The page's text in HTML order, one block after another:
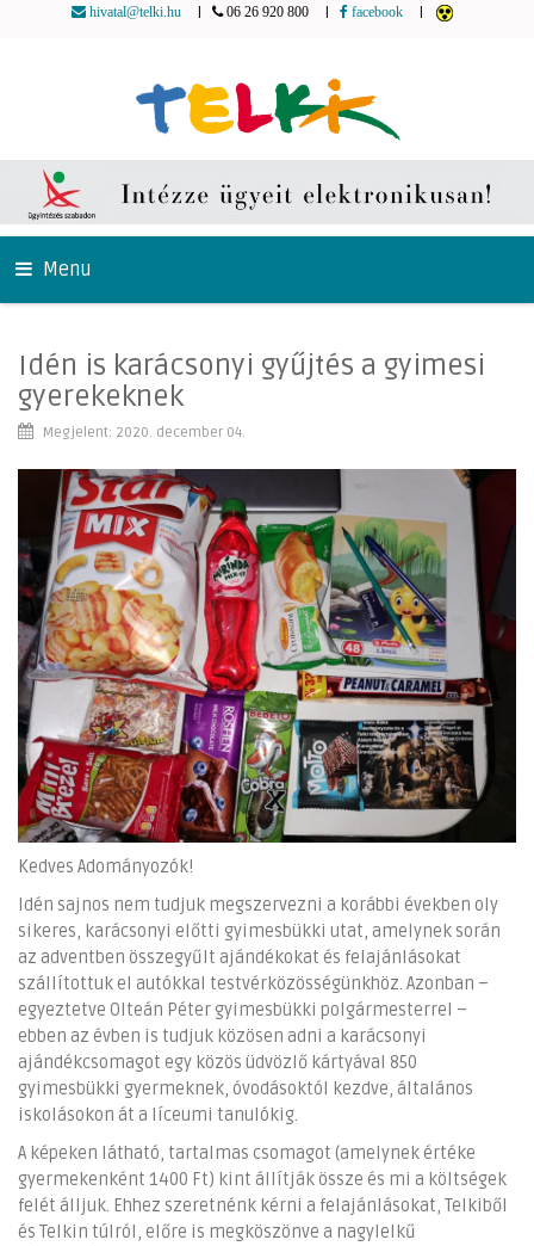
hivatal@telki.hu 06 26 920 800 facebook
Menu
Idén is karácsonyi gyűjtés a gyimesi
gyerekeknek
Megjelent: 2020. december 04.
Kedves Adományozók!
Idén sajnos nem tudjuk megszervezni a korábbi években oly
sikeres, karácsonyi előtti gyimesbükki utat, amelynek során
az adventben összegyűlt ajándékokat és felajánlásokat
szállítottuk el autókkal testvérközösségünkhöz. Azonban –
egyeztetve Olteán Péter gyimesbükki polgármesterrel –
ebben az évben is tudjuk közösen adni a karácsonyi
ajándékcsomagot egy közös üdvözlő kártyával 850
gyimesbükki gyermeknek, óvodásoktól kezdve, általános
iskolásokon át a líceumi tanulókig.
A képeken látható, tartalmas csomagot (amelynek értéke
gyermekenként 1400 Ft) kint állítják össze és mi a költségek
felét álljuk. Ehhez szeretnénk kérni a felajánlásokat, Telkiből
és Telkin túlról, előre is megköszönve a nagylelkű